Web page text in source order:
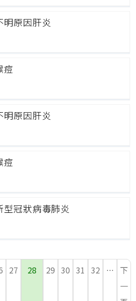
明原因肝炎
痘
明原因肝炎
痘
型冠狀病毒肺炎
27 28 29 30 31 32 … 下
一